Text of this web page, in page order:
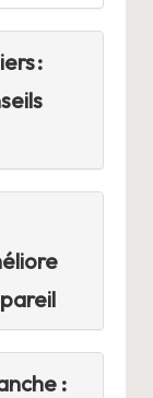
:
: